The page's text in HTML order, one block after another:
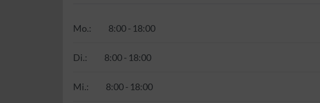
Mo.: 8:00 - 18:00
Di.: 8:00 - 18:00
Mi.: 8:00 - 18:00